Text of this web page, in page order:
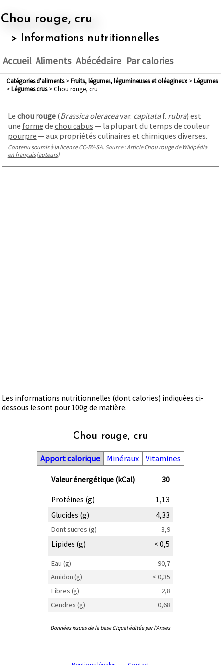
Chou rouge, cru
> Informations nutritionnelles
Accueil Aliments Abécédaire Par calories
Catégories d'aliments> fruits, légumes, légumineuses et oléagineux> légumes
> légumes crus> Chou rouge, cru
Le chou rouge(Brassica oleraceavar. capitataf. rubra) est
une forme de chou cabus — la plupart du temps de couleur
pourpre — aux propriétés culinaires et chimiques diverses.
Contenu soumis à la licence CC-BY-SA. Source : ArticleChou rougede Wikipédia
en français(auteurs)
Les informations nutritionnelles (dont calories) indiquées ci-
dessous le sont pour 100g de matière.
Chou rouge, cru
Apport calorique Minéraux Vitamines
Valeur énergétique (kCal) 30
Protéines (g)
1,13
Glucides (g)
4,33
Dont sucres (g) 3,9
Lipides (g) < 0,5
Eau (g)
90,7
Amidon (g)
< 0,35
Fibres (g)
2,8
Cendres (g)
0,68
Données issues de la base Ciqual éditée par l'Anses